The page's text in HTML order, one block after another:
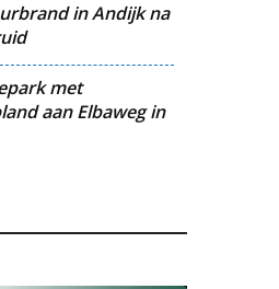
in Andijk na
met
aan Elbaweg in